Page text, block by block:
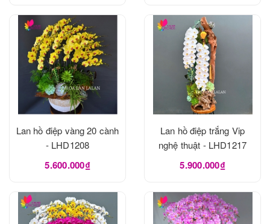
Lan hồ điệp vàng 20 cành
- LHD1208
5.600.000₫
Lan hồ điệp trắng Vip
nghệ thuật - LHD1217
5.900.000₫